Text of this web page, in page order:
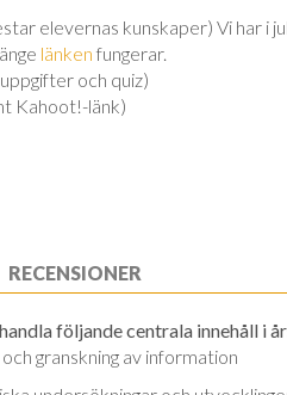
elevernas kunskaper) Vi har i
länken fungerar.
och quiz)
Kahoot!-länk)
följande centrala innehåll i
granskning av information
RECENSIONER